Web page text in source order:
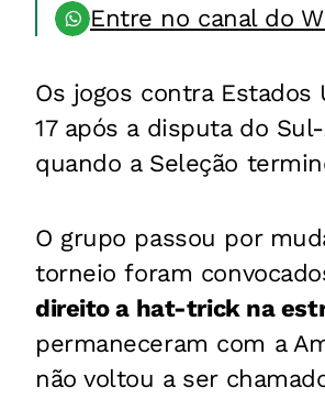
Entre no canal do
Os jogos contra
17 após a disputa do
quando a Seleção
O grupo passou por
torneio foram
direito a hat-trick na
permaneceram com a
não voltou a ser